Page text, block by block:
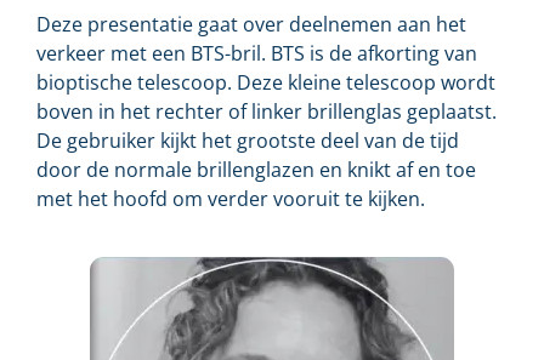
Deze presentatie gaat over deelnemen aan het
verkeer met een BTS-bril. BTS is de afkorting van
bioptische telescoop. Deze kleine telescoop wordt
boven in het rechter of linker brillenglas geplaatst.
De gebruiker kijkt het grootste deel van de tijd
door de normale brillenglazen en knikt af en toe
met het hoofd om verder vooruit te kijken.